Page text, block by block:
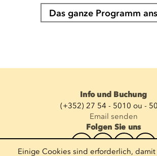
Das ganze Programm
Info und Buchung
(+352) 27 54 - 5010 ou -
Email senden
Folgen Sie uns
Einige Cookies sind erforderlich,